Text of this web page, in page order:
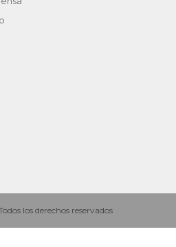
los derechos reservados